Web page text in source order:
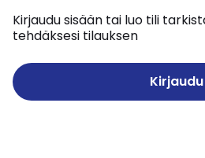
Kirjaudu sisään tai luo tili
tehdäksesi tilauksen
Kirjaudu